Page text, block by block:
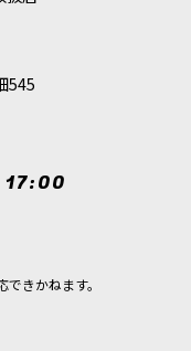
アに住まう種族・
人層をなす他、優
GREEN ソテ
テク」とは、ウォ
ードマンが崇拝す
テンプルガー
545
きかねます。